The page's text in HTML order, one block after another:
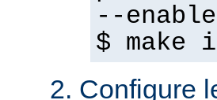
--
$ make
Configure